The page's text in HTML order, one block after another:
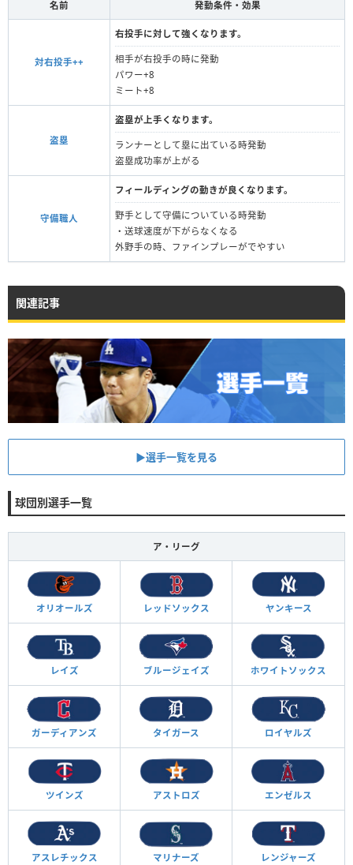
名前 発動条件・効果
対右投手++
右投手に対して強くなります。
相手が右投手の時に発動
パワー+8
ミート+8
盗塁
盗塁が上手くなります。
ランナーとして塁に出ている時発動
盗塁成功率が上がる
守備職人
フィールディングの動きが良くなります。
野手として守備についている時発動
・送球速度が下がらなくなる
外野手の時、ファインプレーがでやすい
関連記事
▶︎選手一覧を見る
球団別選手一覧
ア・リーグ
オリオールズ レッドソックス ヤンキース
レイズ ブルージェイズ ホワイトソックス
ガーディアンズ タイガース ロイヤルズ
ツインズ アストロズ エンゼルス
アスレチックス マリナーズ レンジャーズ